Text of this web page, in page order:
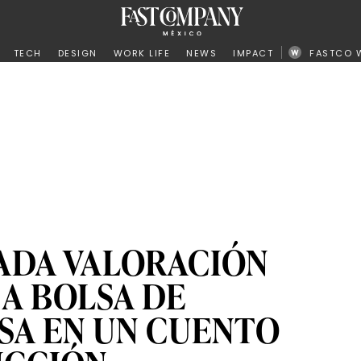
TECH DESIGN WORK LIFE NEWS IMPACT FASTCO
VALORACIÓN
BOLSA DE
EN UN CUENTO